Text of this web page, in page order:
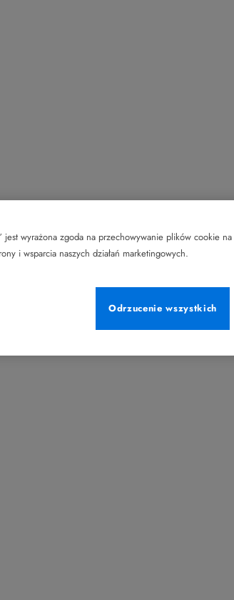
wyrażona zgoda na przechowywanie plików cookie
i wsparcia naszych działań marketingowych.
Odrzucenie wszystkich